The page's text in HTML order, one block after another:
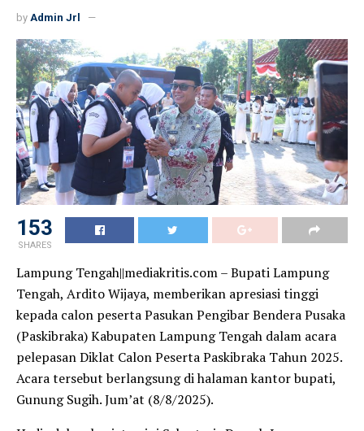
by Admin Jrl
153
SHARES
Lampung Tengah||mediakritis.com – Bupati Lampung
Tengah, Ardito Wijaya, memberikan apresiasi tinggi
kepada calon peserta Pasukan Pengibar Bendera Pusaka
(Paskibraka) Kabupaten Lampung Tengah dalam acara
pelepasan Diklat Calon Peserta Paskibraka Tahun 2025.
Acara tersebut berlangsung di halaman kantor bupati,
Gunung Sugih. Jum’at (8/8/2025).